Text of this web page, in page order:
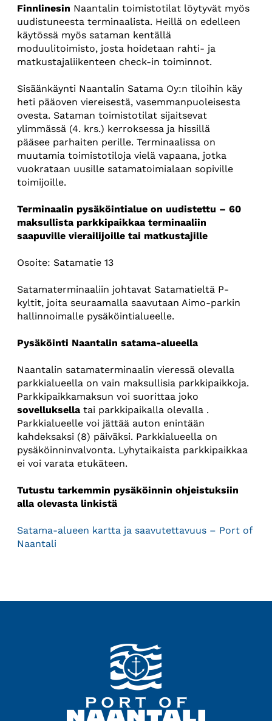
Finnlinesin Naantalin toimistotilat löytyvät myös
uudistuneesta terminaalista. Heillä on edelleen
käytössä myös sataman kentällä
moduulitoimisto, josta hoidetaan rahti- ja
matkustajaliikenteen check-in toiminnot.
Sisäänkäynti Naantalin Satama Oy:n tiloihin käy
heti pääoven viereisestä, vasemmanpuoleisesta
ovesta. Sataman toimistotilat sijaitsevat
ylimmässä (4. krs.) kerroksessa ja hissillä
pääsee parhaiten perille. Terminaalissa on
muutamia toimistotiloja vielä vapaana, jotka
vuokrataan uusille satamatoimialaan sopiville
toimijoille.
Terminaalin pysäköintialue on uudistettu – 60
maksullista parkkipaikkaa terminaaliin
saapuville vierailijoille tai matkustajille
Osoite: Satamatie 13
Satamaterminaaliin johtavat Satamatieltä P-
kyltit, joita seuraamalla saavutaan Aimo-parkin
hallinnoimalle pysäköintialueelle.
Pysäköinti Naantalin satama-alueella
Naantalin satamaterminaalin vieressä olevalla
parkkialueella on vain maksullisia parkkipaikkoja.
Parkkipaikkamaksun voi suorittaa joko
sovelluksellatai parkkipaikalla olevalla .
Parkkialueelle voi jättää auton enintään
kahdeksaksi (8) päiväksi. Parkkialueella on
pysäköinninvalvonta. Lyhytaikaista parkkipaikkaa
ei voi varata etukäteen.
Tutustu tarkemmin pysäköinnin ohjeistuksiin
alla olevasta linkistä
Satama-alueen kartta ja saavutettavuus – Port of
Naantali